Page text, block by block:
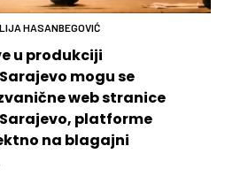
HASANBEGOVIĆ
u produkciji
mogu se
web stranice
platforme
na blagajni